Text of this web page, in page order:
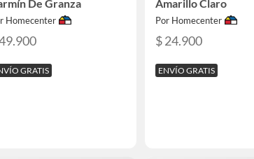
De Granza
Homecenter
GRATIS
Amarillo Claro
Por Homecenter
$ 24.900
ENVÍO GRATIS